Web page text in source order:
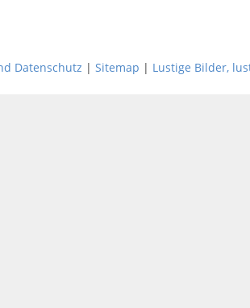
Datenschutz | Sitemap | Lustige Bilder,